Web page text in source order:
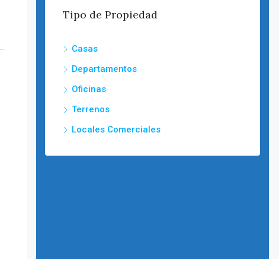
Tipo de Propiedad
Casas
Departamentos
Oficinas
Terrenos
Locales Comerciales